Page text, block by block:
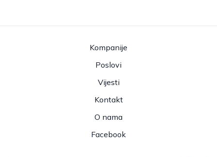
Kompanije
Poslovi
Vijesti
Kontakt
O nama
Facebook